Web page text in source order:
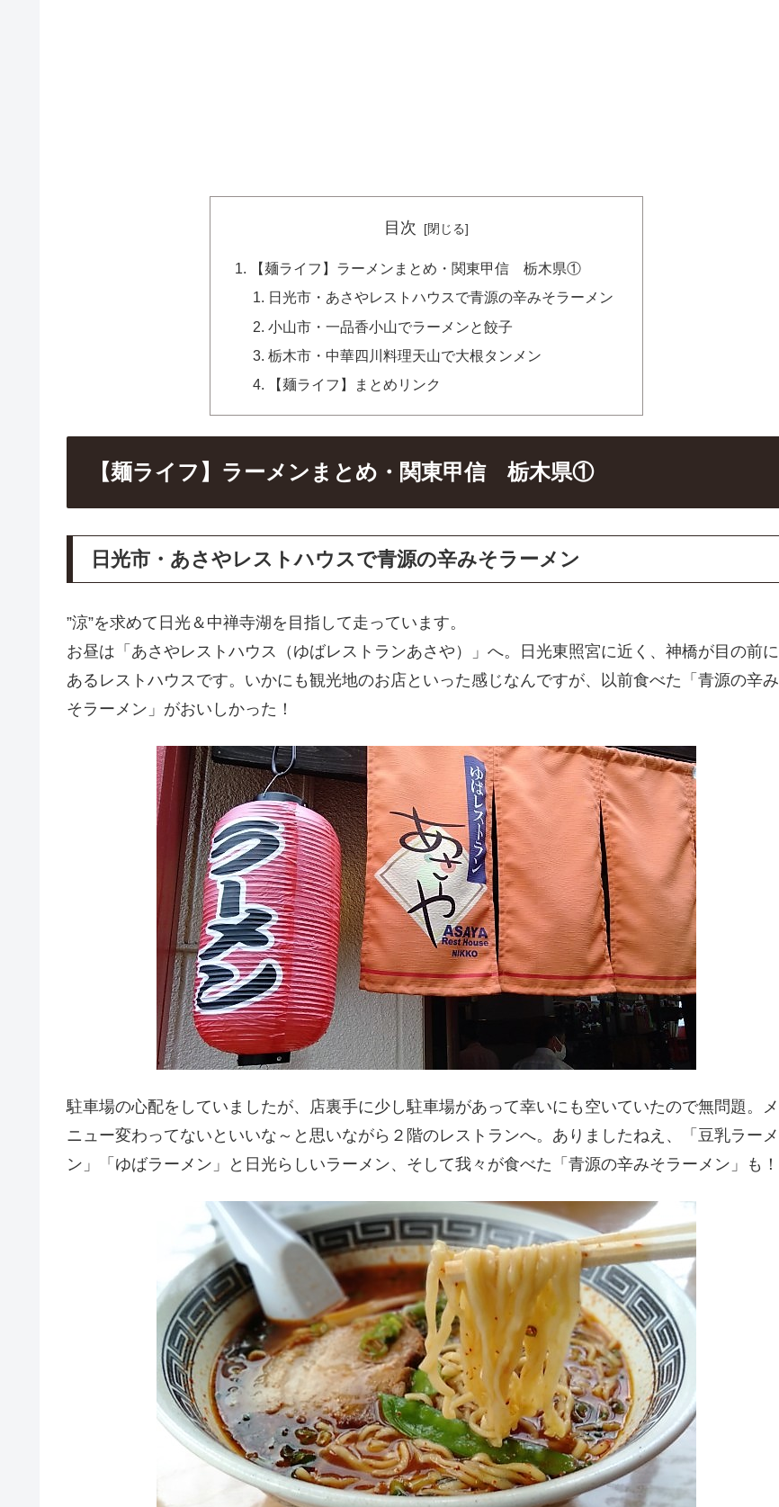
目次
【麺ライフ】ラーメンまとめ・関東甲信 栃木県①
日光市・あさやレストハウスで青源の辛みそラーメン
小山市・一品香小山でラーメンと餃子
栃木市・中華四川料理天山で大根タンメン
【麺ライフ】まとめリンク
【麺ライフ】ラーメンまとめ・関東甲信 栃木県①
日光市・あさやレストハウスで青源の辛みそラーメン
”涼”を求めて日光＆中禅寺湖を目指して走っています。
お昼は「あさやレストハウス（ゆばレストランあさや）」へ。日光東照宮に近く、神橋が目の前に
あるレストハウスです。いかにも観光地のお店といった感じなんですが、以前食べた「青源の辛み
そラーメン」がおいしかった！
駐車場の心配をしていましたが、店裏手に少し駐車場があって幸いにも空いていたので無問題。メ
ニュー変わってないといいな～と思いながら２階のレストランへ。ありましたねえ、「豆乳ラーメ
ン」「ゆばラーメン」と日光らしいラーメン、そして我々が食べた「青源の辛みそラーメン」も！